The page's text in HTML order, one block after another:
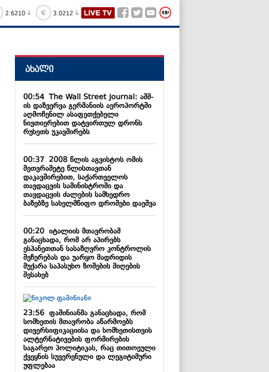
2.6210 3.0212
ახალი
00:54The Wall Street Journal: აშშ-
ის დაზვერვა გერმანიის აეროპორტში
აღმოჩენილ ასაფეთქებელი
ნივთიერებით დატვირთულ დრონს
რუსეთს უკავშირებს
00:372008 წლის აგვისტოს ომის
მეთვრამეტე წლისთავთან
დაკავშირებით, საქართველოს
თავდაცვის სამინისტროში და
თავდაცვის ძალების სამხედრო
ბაზებზე სახელმწიფო დროშები დაეშვა
00:20იტალიის მთავრობამ
განაცხადა, რომ არ აპირებს
ესპანეთთან სასაზღვრო კონტროლის
შეჩერებას და უარყო მადრიდის
მუქარა საპასუხო ზომების მიღების
შესახებ
23:56ფაშინიანმა განაცხადა, რომ
სომხეთის მთავრობა აწარმოებს
დივერსიფიკაციისა და სომხეთისთვის
ალტერნატივების ფორმირების
საგარეო პოლიტიკას, რაც თითოეული
ქვეყნის სუვერენული და ლეგიტიმური
უფლებაა